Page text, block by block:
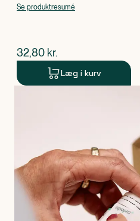
apoteksforbeholdt), Paracetamol
Se produktresumé
$nuværende pris
32,80 kr.
Læg i kurv